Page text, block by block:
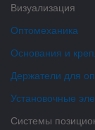
Визуализация
Оптомеханика
Основания и
Держатели для
Установочные
Системы